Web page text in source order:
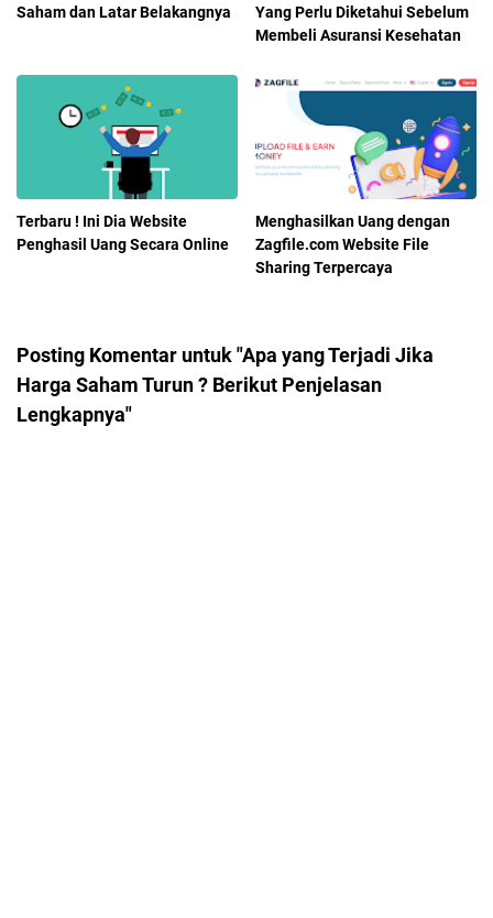
Saham dan Latar Belakangnya
Yang Perlu Diketahui Sebelum
Membeli Asuransi Kesehatan
Terbaru ! Ini Dia Website
Penghasil Uang Secara Online
Menghasilkan Uang dengan
Zagfile.com Website File
Sharing Terpercaya
Posting Komentar untuk "Apa yang Terjadi Jika
Harga Saham Turun ? Berikut Penjelasan
Lengkapnya"